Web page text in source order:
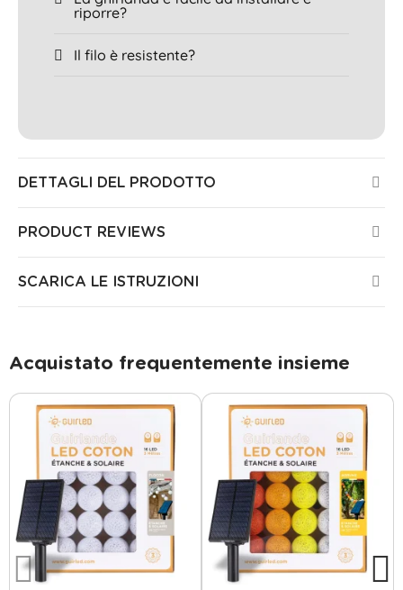
riporre?
Il filo è resistente?
DETTAGLI DEL PRODOTTO
PRODUCT REVIEWS
SCARICA LE ISTRUZIONI
Acquistato frequentemente insieme